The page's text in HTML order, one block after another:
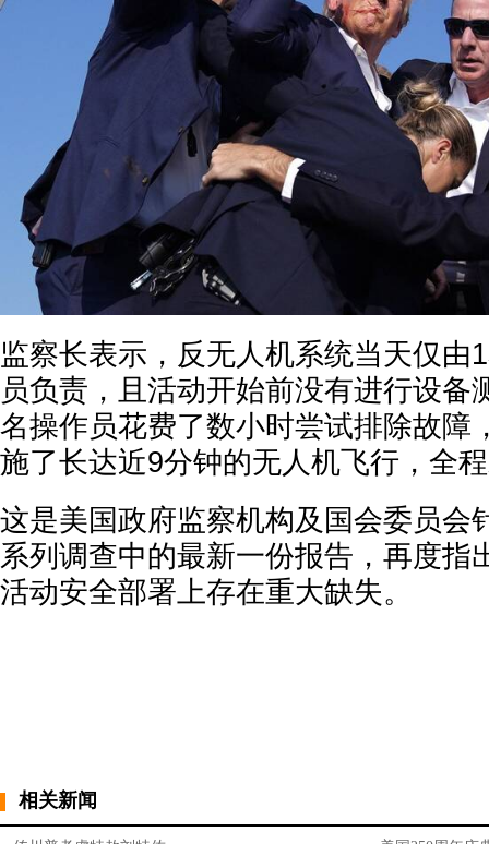
监察长表示，反无人机系统当天仅由
员负责，且活动开始前没有进行设备
名操作员花费了数小时尝试排除故障
施了长达近9分钟的无人机飞行，全
这是美国政府监察机构及国会委员会
系列调查中的最新一份报告，再度指
活动安全部署上存在重大缺失。
相关新闻